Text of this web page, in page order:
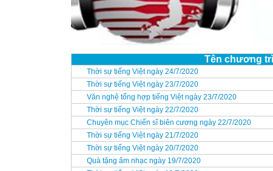
Tên chương
Thời sự tiếng Việt ngày 24/7/2020
Thời sự tiếng Việt ngày 23/7/2020
Văn nghệ tổng hợp tiếng Việt ngày 23/7/2020
Thời sự tiếng Việt ngày 22/7/2020
Chuyên mục Chiến sĩ biên cương ngày 22/7/2020
Thời sự tiếng Việt ngày 21/7/2020
Thời sự tiếng Việt ngày 20/7/2020
Quà tặng âm nhạc ngày 19/7/2020